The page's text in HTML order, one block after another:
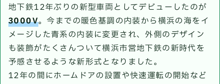
地下鉄12年ぶりの新型車両としてデビューしたのが
3000V。今までの暖色基調の内装から横浜の海をイ
メージした青系の内装に変更され、外側のデザイン
も装飾がたくさんついて横浜市営地下鉄の新時代を
予感させるような新形式となりました。
12年の間にホームドアの設置や快速運転の開始など